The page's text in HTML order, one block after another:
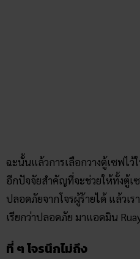
ฉะนั้นแล้วการเลือกวางตู้เซฟไ
อีกปัจจัยสำคัญที่จะช่วยให้ทั้งตู้
ปลอดภัยจากโจรผู้ร้ายได้ แล้วเร
เรียกว่าปลอดภัย มาแอดมิน
ที่ ๆ โจรนึกไม่ถึง